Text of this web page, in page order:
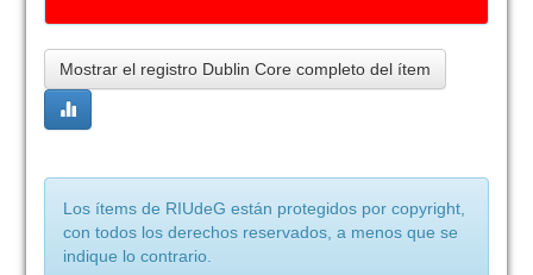
Mostrar el registro Dublin Core completo del ítem
Los ítems de RIUdeG están protegidos por copyright,
con todos los derechos reservados, a menos que se
indique lo contrario.